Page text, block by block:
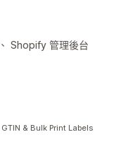
Shopify 管理後台
& Bulk Print Labels